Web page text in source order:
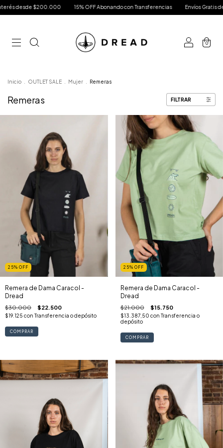
15% OFF Abonando con Transferencias Envíos Gratis desde $200.000
0
Inicio OUTLET SALE Mujer Remeras
Remeras FILTRAR
25% OFF
Remera de Dama Caracol -
Dread
$30.000 $22.500
$19.125 con Transferencia o depósito
COMPRAR
25% OFF
Remera de Dama Caracol -
Dread
$21.000 $15.750
$13.387,50 con Transferencia o
depósito
COMPRAR